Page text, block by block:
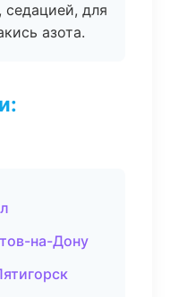
седацией, для
азота.
на-Дону